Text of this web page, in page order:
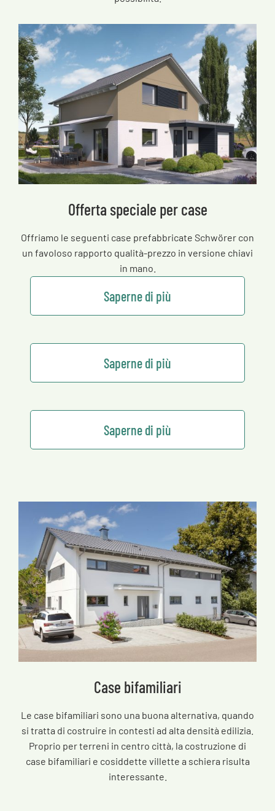
Offerta speciale per case
Offriamo le seguenti case prefabbricate Schwörer con
un favoloso rapporto qualità-prezzo in versione chiavi
in mano.
Saperne di più
Saperne di più
Saperne di più
Case bifamiliari
Le case bifamiliari sono una buona alternativa, quando
si tratta di costruire in contesti ad alta densità edilizia.
Proprio per terreni in centro città, la costruzione di
case bifamiliari e cosiddette villette a schiera risulta
interessante.